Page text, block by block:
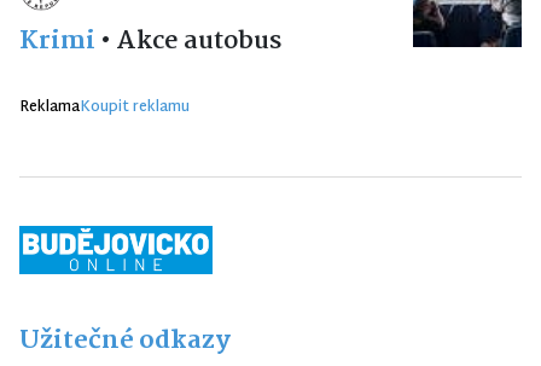
Krimi • Akce autobus
ReklamaKoupit reklamu
Užitečné odkazy